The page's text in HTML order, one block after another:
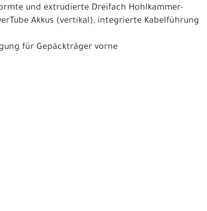
und extrudierte Dreifach Hohlkammer-
Akkus (vertikal), integrierte Kabelführung
für Gepäckträger vorne